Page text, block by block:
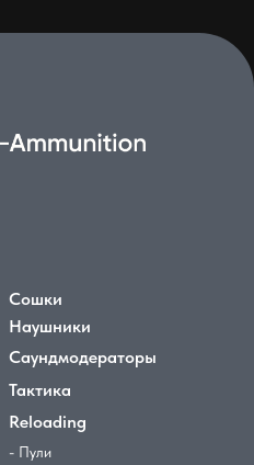
Сошки
Наушники
Саундмодераторы
Тактика
Reloading
- Пули